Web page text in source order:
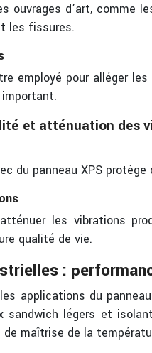
ouvrages d’art,
les fissures.
employé pour alléger
et atténuation des
du panneau XPS
les vibrations
qualité de vie.
:
applications du
sandwich légers et
de maîtrise de la